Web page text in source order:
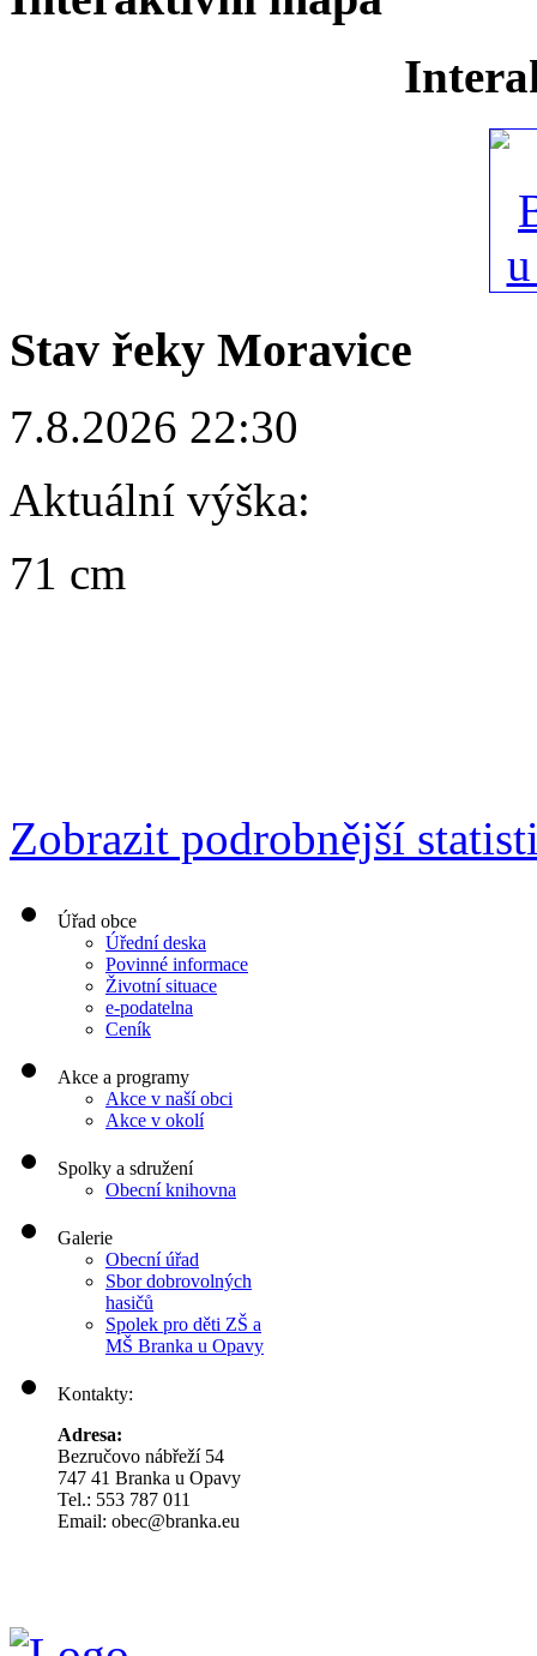
Stav řeky Moravice
7.8.2026 22:30
Aktuální výška:
71 cm
Zobrazit podrobnější
Úřad obce
Úřední deska
Povinné informace
Životní situace
e-podatelna
Ceník
Akce a programy
Akce v naší obci
Akce v okolí
Spolky a sdružení
Obecní knihovna
Galerie
Obecní úřad
Sbor dobrovolných
hasičů
Spolek pro děti ZŠ a
MŠ Branka u Opavy
Kontakty:
Adresa:
Bezručovo nábřeží 54
747 41 Branka u Opavy
Tel.: 553 787 011
Email: obec@branka.eu